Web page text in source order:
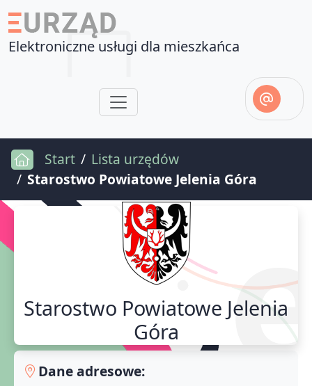
Elektroniczne usługi dla mieszkańca
Start
Lista urzędów
Starostwo Powiatowe Jelenia Góra
Starostwo Powiatowe Jelenia
Góra
Dane adresowe: